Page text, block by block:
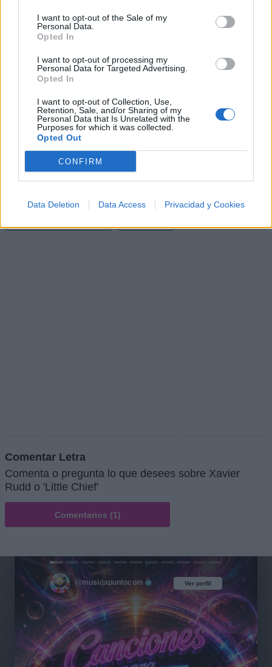
I want to opt-out of the Sale of my
Personal Data.
Opted In
I want to opt-out of processing my
Personal Data for Targeted Advertising.
Opted In
I want to opt-out of Collection, Use,
Retention, Sale, and/or Sharing of my
Personal Data that Is Unrelated with the
Purposes for which it was collected.
Opted Out
CONFIRM
Data Deletion Data Access Privacidad y Cookies
+ Letras de Xavier Rudd
Xavier Ruddno está entre los 500 artistas más
apoyados y visitados de esta semana.
¿Apoyar a Xavier Rudd?
3 0
Comentar Letra
Comenta o pregunta lo que desees sobre Xavier
Rudd o 'Little Chief'
Comentarios (1)
Ver perfil
@musicapuntocom Ver perfil